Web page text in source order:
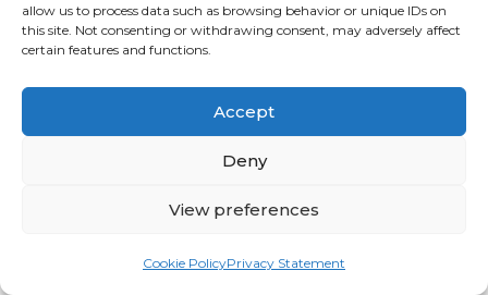
allow us to process data such as browsing behavior or unique IDs on
this site. Not consenting or withdrawing consent, may adversely affect
certain features and functions.
Accept
Deny
View preferences
Cookie PolicyPrivacy Statement
undersøkelse gjennomført at TNS Gallup for
Actis. Selskapet er en egen juridisk person.
fokuserer mer og mer på sunn mat, som også
symptomer som nevnt i første ledd ved